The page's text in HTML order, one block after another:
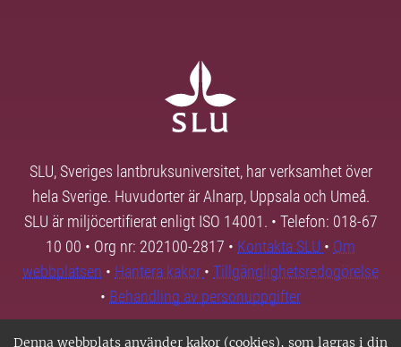
Denna webbplats använder kakor (cookies), som lagras i din
SLU, Sveriges lantbruksuniversitet, har verksamhet över
hela Sverige. Huvudorter är Alnarp, Uppsala och Umeå.
SLU är miljöcertifierat enligt ISO 14001. • Telefon: 018-67
10 00 • Org nr: 202100-2817 • Kontakta SLU • Om
webbplatsen • Hantera kakor • Tillgänglighetsredogörelse
• Behandling av personuppgifter